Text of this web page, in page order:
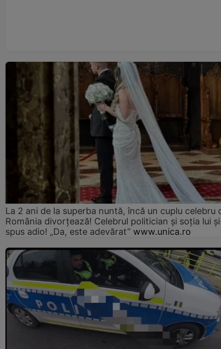
La 2 ani de la superba nuntă, încă un cuplu celebru
România divorțează! Celebrul politician și soția lui
spus adio! „Da, este adevărat” www.unica.ro